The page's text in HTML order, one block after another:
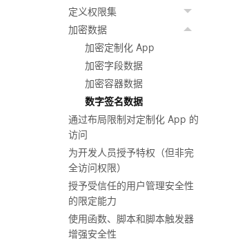
定义权限集
加密数据
加密定制化 App
加密字段数据
加密容器数据
数字签名数据
通过布局限制对定制化 App 的
访问
为开发人员授予特权（但非完
全访问权限）
授予受信任的用户管理安全性
的限定能力
使用函数、脚本和脚本触发器
增强安全性